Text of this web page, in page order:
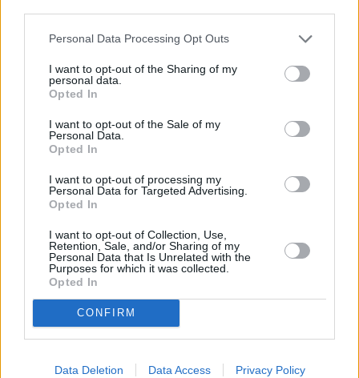
Personal Data Processing Opt Outs
I want to opt-out of the Sharing of my
personal data.
Opted In
I want to opt-out of the Sale of my
Personal Data.
Opted In
I want to opt-out of processing my
Personal Data for Targeted Advertising.
Opted In
I want to opt-out of Collection, Use,
Retention, Sale, and/or Sharing of my
Personal Data that Is Unrelated with the
Purposes for which it was collected.
Opted In
CONFIRM
Data Deletion Data Access Privacy Policy
και σύγχρονων ιστών φωτισμού θα επιτρέψει στο γήπεδο
να λειτουργεί με υψηλά πρότυπα τόσο ως προς την
ενεργειακή απόδοση όσο και ως προς την ασφάλεια.
Γ. Λαγουδάκος: Σε 24 μήνες
επαγγελματικός φωτισμός στο γήπεδο
Από την πλευρά του, ο Δήμαρχος Περάματος
Γιάννης
Λαγουδάκος δήλωσε ότι η υπογραφή της σύμβασης
υλοποιεί σχετική δέσμευση της Περιφέρειας Αττικής
προς τον δήμο.
Όπως ανέφερε, ο Δήμος Περάματος εκπόνησε τη σχετική
μελέτη και συνυπογράφει τη σύμβαση, εκτιμώντας ότι
εντός24 μηνώντο γήπεδο «Παντελής Αντωνίου» θα